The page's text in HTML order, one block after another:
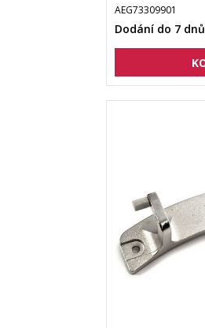
AEG73309901
Dodání do 7 dnů